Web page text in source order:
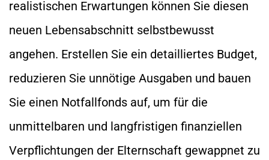
realistischen Erwartungen können Sie diesen
neuen Lebensabschnitt selbstbewusst
angehen. Erstellen Sie ein detailliertes Budget,
reduzieren Sie unnötige Ausgaben und bauen
Sie einen Notfallfonds auf, um für die
unmittelbaren und langfristigen finanziellen
Verpflichtungen der Elternschaft gewappnet zu